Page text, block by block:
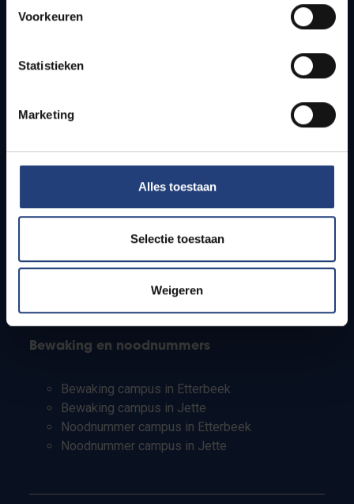
Voorkeuren
Statistieken
Marketing
Alles toestaan
Selectie toestaan
Weigeren
Bereikbaarheid
Studenten
PhD-studenten
Leerkrachten en secundaire scholen
Bewaking en noodnummers
Bewaking campus in Etterbeek
Bewaking campus in Jette
Noodnummer campus in Etterbeek
Noodnummer campus in Jette